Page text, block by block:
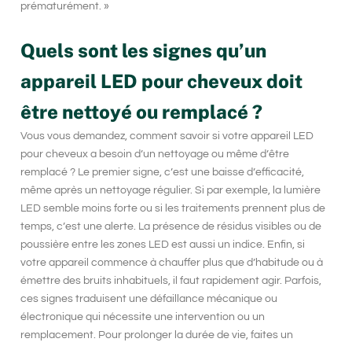
prématurément. »
Quels sont les signes qu’un
appareil LED pour cheveux doit
être nettoyé ou remplacé ?
Vous vous demandez, comment savoir si votre appareil LED
pour cheveux a besoin d’un nettoyage ou même d’être
remplacé ? Le premier signe, c’est une baisse d’efficacité,
même après un nettoyage régulier. Si par exemple, la lumière
LED semble moins forte ou si les traitements prennent plus de
temps, c’est une alerte. La présence de résidus visibles ou de
poussière entre les zones LED est aussi un indice. Enfin, si
votre appareil commence à chauffer plus que d’habitude ou à
émettre des bruits inhabituels, il faut rapidement agir. Parfois,
ces signes traduisent une défaillance mécanique ou
électronique qui nécessite une intervention ou un
remplacement. Pour prolonger la durée de vie, faites un